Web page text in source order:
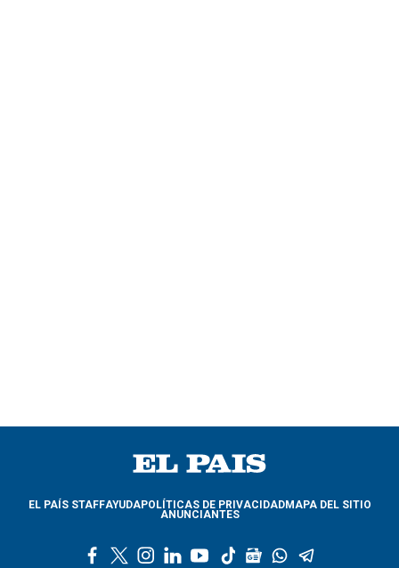
EL PAÍS STAFFAYUDAPOLÍTICAS DE PRIVACIDADMAPA DEL SITIO
ANUNCIANTES
l
y
t
g
w